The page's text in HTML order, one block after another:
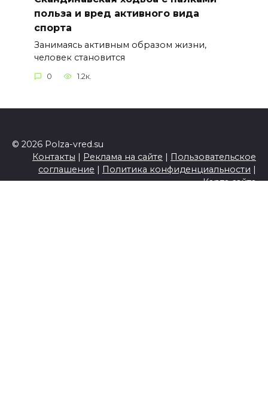
польза и вред активного вида
спорта
Занимаясь активным образом жизни,
человек становится
0 1.2к.
© 2026 Polza-vred.su
Контакты | Реклама на сайте | Пользовательское
соглашение | Политика конфиденциальности |
Карта сайта